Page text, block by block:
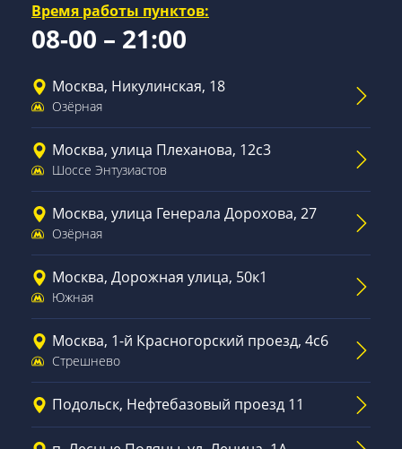
Время работы пунктов:
08-00 – 21:00
Москва, Никулинская, 18
Озёрная
Москва, улица Плеханова, 12с3
Шоссе Энтузиастов
Москва, улица Генерала Дорохова, 27
Озёрная
Москва, Дорожная улица, 50к1
Южная
Москва, 1-й Красногорский проезд, 4с6
Стрешнево
Подольск, Нефтебазовый проезд 11